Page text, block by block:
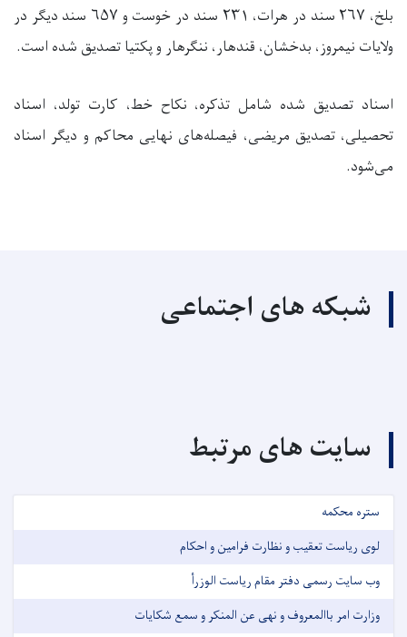
بلخ، ۲۶۷ سند در هرات، ۲۳۱ سند در خوست و ۶۵۷ سند دیگر در
ولایات نیمروز، بدخشان، قندهار، ننگرهار و پکتیا تصدیق شده است.
اسناد تصدیق شده شامل تذکره، نکاح خط‌، کارت تولد، اسناد
تحصیلی، تصدیق مریضی، فیصله‌های نهایی محاکم و دیگر اسناد
می‌شود.
شبکه های اجتماعی
سایت های مرتبط
ستره محکمه
لوی ریاست تعقیب و نظارت فرامین و احکام
وب سایت رسمی دفتر مقام ریاست الوزرأ
وزارت امر باالمعروف و نهی عن المنکر و سمع شکایات